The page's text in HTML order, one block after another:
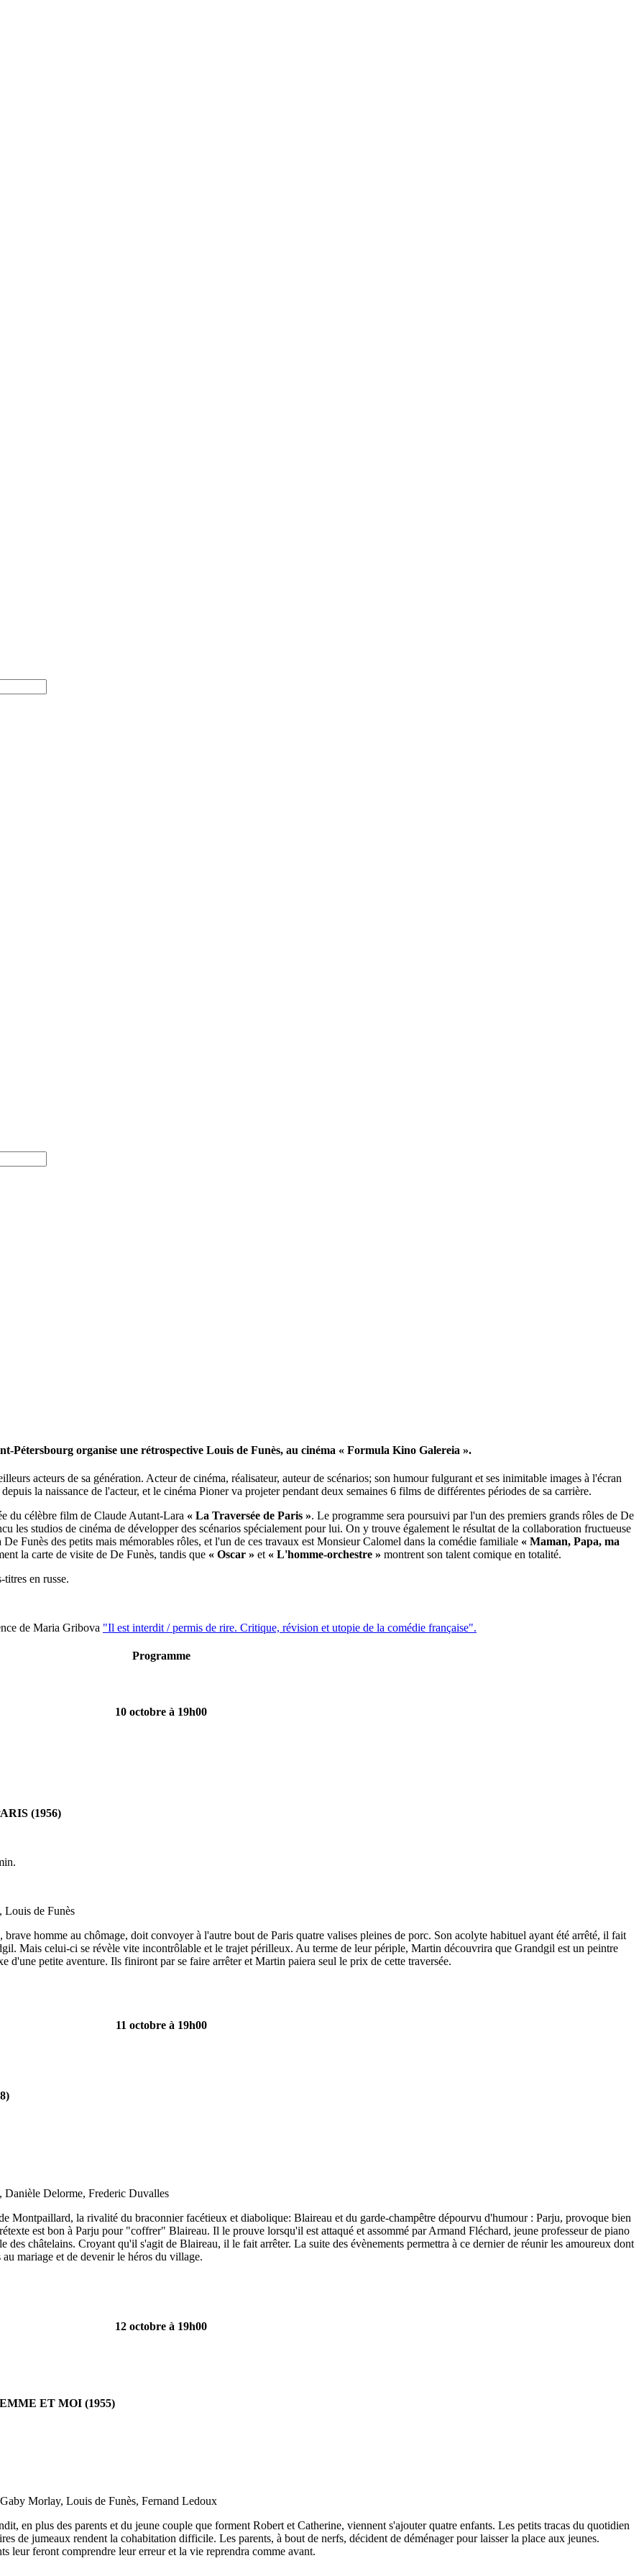
Pétersbourg organise une rétrospective Louis de Funès, au cinéma « Formula Kino Galereia ».
acteurs de sa génération. Acteur de cinéma, réalisateur, auteur de scénarios; son humour fulgurant et ses inimitable images à l'écran
la naissance de l'acteur, et le cinéma Pioner va projeter pendant deux semaines 6 films de différentes périodes de sa carrière.
du célèbre film de Claude Autant-Lara « La Traversée de Paris ». Le programme sera poursuivi par l'un des premiers grands rôles de De
les studios de cinéma de développer des scénarios spécialement pour lui. On y trouve également le résultat de la collaboration fructueuse
Funès des petits mais mémorables rôles, et l'un de ces travaux est Monsieur Calomel dans la comédie familiale « Maman, Papa, ma
la carte de visite de De Funès, tandis que « Oscar » et « L'homme-orchestre » montrent son talent comique en totalité.
en russe.
de Maria Gribova "Il est interdit / permis de rire. Critique, révision et utopie de la comédie française".
Programme
10 octobre à 19h00
(1956)
Louis de Funès
homme au chômage, doit convoyer à l'autre bout de Paris quatre valises pleines de porc. Son acolyte habituel ayant été arrêté, il fait
Mais celui-ci se révèle vite incontrôlable et le trajet périlleux. Au terme de leur périple, Martin découvrira que Grandgil est un peintre
d'une petite aventure. Ils finiront par se faire arrêter et Martin paiera seul le prix de cette traversée.
11 octobre à 19h00
Danièle Delorme, Frederic Duvalles
Montpaillard, la rivalité du braconnier facétieux et diabolique: Blaireau et du garde-champêtre dépourvu d'humour : Parju, provoque bien
est bon à Parju pour "coffrer" Blaireau. Il le prouve lorsqu'il est attaqué et assommé par Armand Fléchard, jeune professeur de piano
des châtelains. Croyant qu'il s'agit de Blaireau, il le fait arrêter. La suite des évènements permettra à ce dernier de réunir les amoureux dont
au mariage et de devenir le héros du village.
12 octobre à 19h00
ET MOI (1955)
Morlay, Louis de Funès, Fernand Ledoux
en plus des parents et du jeune couple que forment Robert et Catherine, viennent s'ajouter quatre enfants. Les petits tracas du quotidien
de jumeaux rendent la cohabitation difficile. Les parents, à bout de nerfs, décident de déménager pour laisser la place aux jeunes.
leur feront comprendre leur erreur et la vie reprendra comme avant.